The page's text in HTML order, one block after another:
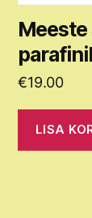
Meeste
€19.00
LISA